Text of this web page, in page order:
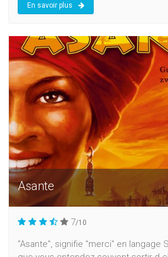
En savoir plus
Asante
7/10
"Asante", signifie "merci" en langage